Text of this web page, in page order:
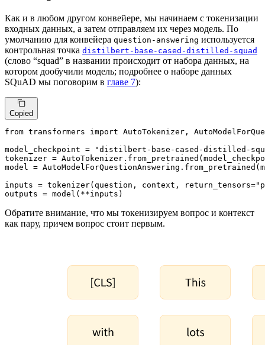
Как и в любом другом конвейере, мы начинаем с токенизации
входных данных, а затем отправляем их через модель. По
умолчанию для конвейера question-answering используется
контрольная точка distilbert-base-cased-distilled-squad
(слово “squad” в названии происходит от набора данных, на
котором дообучили модель; подробнее о наборе данных
SQuAD мы поговорим в главе 7):
Copied
from transformers import AutoTokenizer,
model_checkpoint =
"distilbert-base-cased-distilled-
tokenizer =
model =
inputs = tokenizer(question, context, return_tensors=
outputs = model(**inputs)
Обратите внимание, что мы токенизируем вопрос и контекст
как пару, причем вопрос стоит первым.